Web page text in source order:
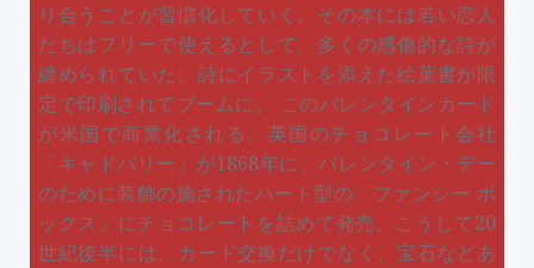
り合うことが習慣化していく。その本には若い恋人
たちはフリーで使えるとして、多くの感傷的な詩が
纏められていた。詩にイラストを添えた絵葉書が限
定で印刷されてブームに。 このバレンタインカード
が米国で商業化される。英国のチョコレート会社
「キャドバリー」が1868年に、バレンタイン・デー
のために装飾の施されたハート型の「ファンシー ボ
ックス」にチョコレートを詰めて発売。こうして20
世紀後半には、カード交換だけでなく、宝石などあ